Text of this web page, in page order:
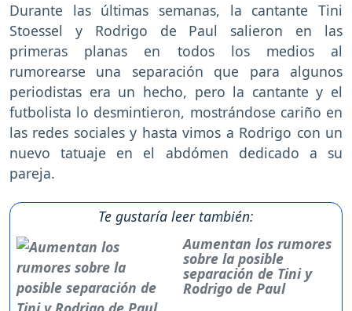
Durante las últimas semanas, la cantante Tini
Stoessel y Rodrigo de Paul salieron en las
primeras planas en todos los medios al
rumorearse una separación que para algunos
periodistas era un hecho, pero la cantante y el
futbolista lo desmintieron, mostrándose cariño en
las redes sociales y hasta vimos a Rodrigo con un
nuevo tatuaje en el abdómen dedicado a su
pareja.
Te gustaría leer también:
Aumentan los rumores
sobre la posible
separación de Tini y
Rodrigo de Paul